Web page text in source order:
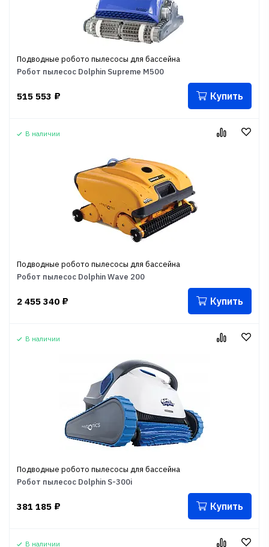
Подводные робото пылесосы для бассейна
Робот пылесос Dolphin Supreme M500
515 553 ₽ Купить
В наличии
Подводные робото пылесосы для бассейна
Робот пылесос Dolphin Wave 200
2 455 340 ₽ Купить
В наличии
Подводные робото пылесосы для бассейна
Робот пылесос Dolphin S-300i
381 185 ₽ Купить
В наличии